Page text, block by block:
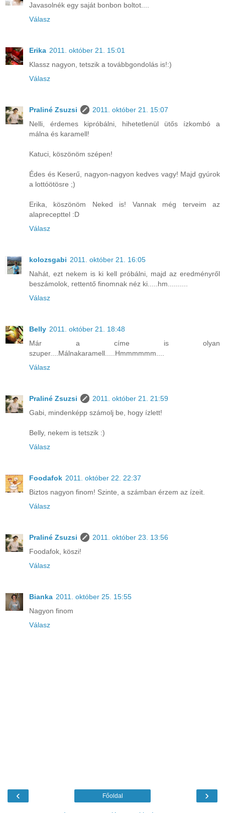
Javasolnék egy saját bonbon boltot....
Válasz
Erika 2011. október 21. 15:01
Klassz nagyon, tetszik a továbbgondolás is!:)
Válasz
Praliné Zsuzsi
2011. október 21. 15:07
Nelli, érdemes kipróbálni, hihetetlenül ütős ízkombó a
málna és karamell!
Katuci, köszönöm szépen!
Édes és Keserű, nagyon-nagyon kedves vagy! Majd gyúrok
a lottóötösre ;)
Erika, köszönöm Neked is! Vannak még terveim az
alaprecepttel :D
Válasz
kolozsgabi 2011. október 21. 16:05
Nahát, ezt nekem is ki kell próbálni, majd az eredményről
beszámolok, rettentő finomnak néz ki.....hm..........
Válasz
Belly 2011. október 21. 18:48
Már a címe is olyan
szuper....Málnakaramell.....Hmmmmmm....
Válasz
Praliné Zsuzsi
2011. október 21. 21:59
Gabi, mindenképp számolj be, hogy ízlett!
Belly, nekem is tetszik :)
Válasz
Foodafok 2011. október 22. 22:37
Biztos nagyon finom! Szinte, a számban érzem az ízeit.
Válasz
Praliné Zsuzsi
2011. október 23. 13:56
Foodafok, köszi!
Válasz
Bianka 2011. október 25. 15:55
Nagyon finom
Válasz
‹ ›
Főoldal